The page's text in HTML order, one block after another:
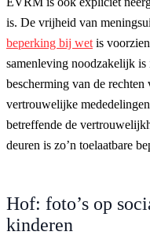
is. De vrijheid van
beperking bij wet is
samenleving noodzakelijk
bescherming van de
vertrouwelijke
betreffende de
deuren is zo’n toelaatbare
Hof: foto’s op
kinderen